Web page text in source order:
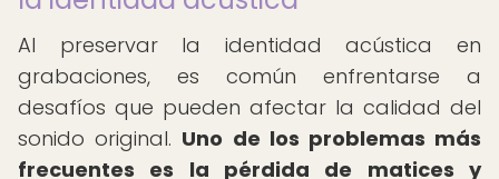
Al preservar la identidad acústica en
grabaciones, es común enfrentarse a
desafíos que pueden afectar la calidad del
sonido original. Uno de los problemas más
frecuentes es la pérdida de matices y